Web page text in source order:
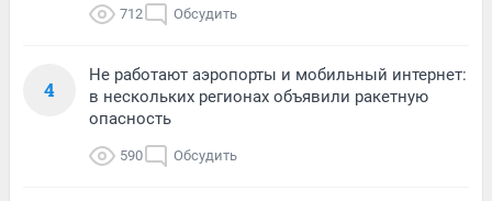
712 Обсудить
4
Не работают аэропорты и мобильный интернет:
в нескольких регионах объявили ракетную
опасность
590 Обсудить